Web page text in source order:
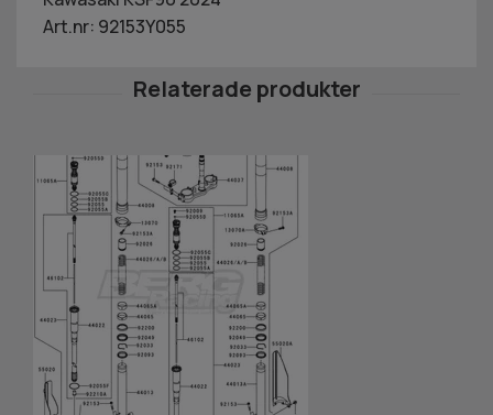
Art.nr: 92153Y055